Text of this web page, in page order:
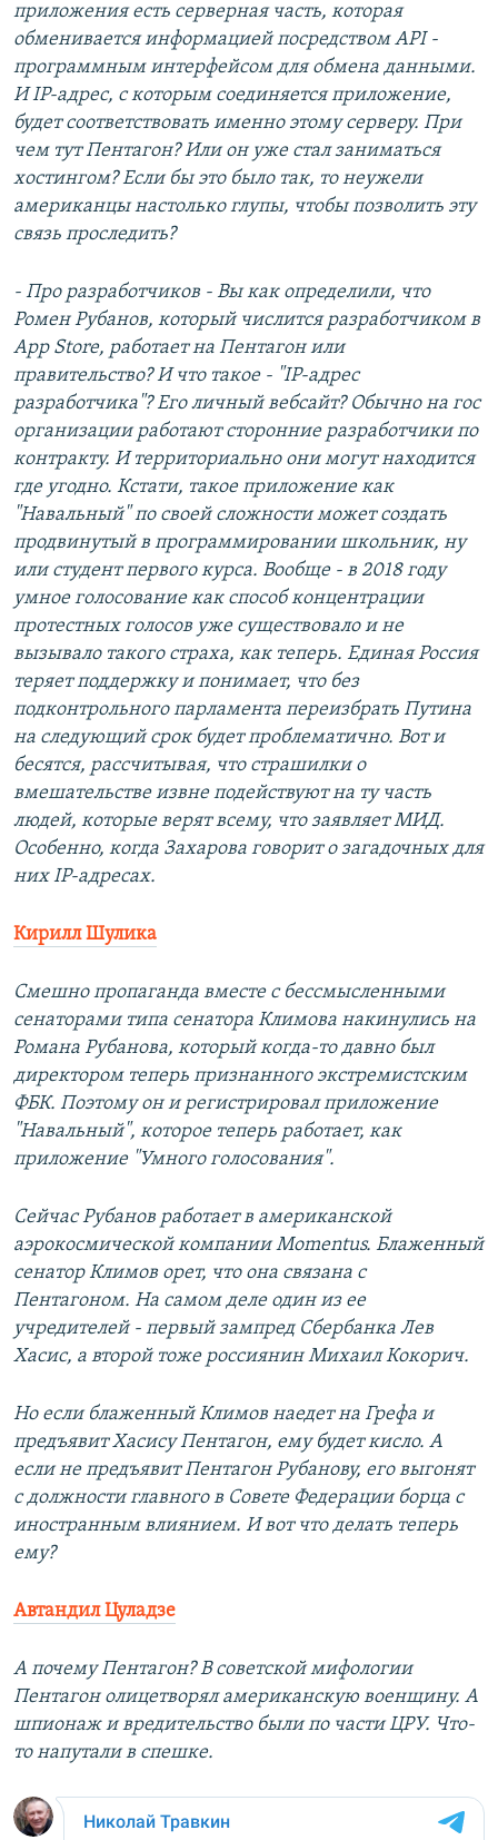
приложения есть серверная часть, которая
обменивается информацией посредством API -
программным интерфейсом для обмена данными.
И IP-адрес, с которым соединяется приложение,
будет соответствовать именно этому серверу. При
чем тут Пентагон? Или он уже стал заниматься
хостингом? Если бы это было так, то неужели
американцы настолько глупы, чтобы позволить эту
связь проследить?
- Про разработчиков - Вы как определили, что
Ромен Рубанов, который числится разработчиком в
App Store, работает на Пентагон или
правительство? И что такое - "IP-адрес
разработчика"? Его личный вебсайт? Обычно на гос
организации работают сторонние разработчики по
контракту. И территориально они могут находится
где угодно. Кстати, такое приложение как
"Навальный" по своей сложности может создать
продвинутый в программировании школьник, ну
или студент первого курса. Вообще - в 2018 году
умное голосование как способ концентрации
протестных голосов уже существовало и не
вызывало такого страха, как теперь. Единая Россия
теряет поддержку и понимает, что без
подконтрольного парламента переизбрать Путина
на следующий срок будет проблематично. Вот и
бесятся, рассчитывая, что страшилки о
вмешательстве извне подействуют на ту часть
людей, которые верят всему, что заявляет МИД.
Особенно, когда Захарова говорит о загадочных для
них IP-адресах.
Кирилл Шулика
Смешно пропаганда вместе с бессмысленными
сенаторами типа сенатора Климова накинулись на
Романа Рубанова, который когда-то давно был
директором теперь признанного экстремистским
ФБК. Поэтому он и регистрировал приложение
"Навальный", которое теперь работает, как
приложение "Умного голосования".
Сейчас Рубанов работает в американской
аэрокосмической компании Momentus. Блаженный
сенатор Климов орет, что она связана с
Пентагоном. На самом деле один из ее
учредителей - первый зампред Сбербанка Лев
Хасис, а второй тоже россиянин Михаил Кокорич.
Но если блаженный Климов наедет на Грефа и
предъявит Хасису Пентагон, ему будет кисло. А
если не предъявит Пентагон Рубанову, его выгонят
с должности главного в Совете Федерации борца с
иностранным влиянием. И вот что делать теперь
ему?
Автандил Цуладзе
А почему Пентагон? В советской мифологии
Пентагон олицетворял американскую военщину. А
шпионаж и вредительство были по части ЦРУ. Что-
то напутали в спешке.